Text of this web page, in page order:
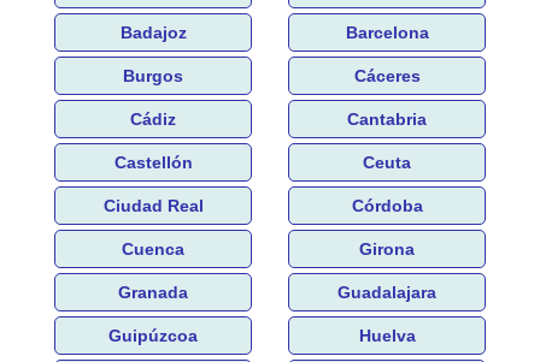
Badajoz Barcelona
Burgos Cáceres
Cádiz Cantabria
Castellón Ceuta
Ciudad Real Córdoba
Cuenca Girona
Granada Guadalajara
Guipúzcoa Huelva